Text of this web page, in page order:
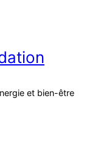
et bien-être